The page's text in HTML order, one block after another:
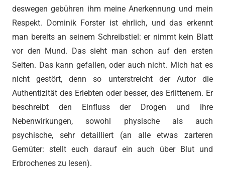
deswegen gebühren ihm meine Anerkennung und mein
Respekt. Dominik Forster ist ehrlich, und das erkennt
man bereits an seinem Schreibstiel: er nimmt kein Blatt
vor den Mund. Das sieht man schon auf den ersten
Seiten. Das kann gefallen, oder auch nicht. Mich hat es
nicht gestört, denn so unterstreicht der Autor die
Authentizität des Erlebten oder besser, des Erlittenem. Er
beschreibt den Einfluss der Drogen und ihre
Nebenwirkungen, sowohl physische als auch
psychische, sehr detailliert (an alle etwas zarteren
Gemüter: stellt euch darauf ein auch über Blut und
Erbrochenes zu lesen).